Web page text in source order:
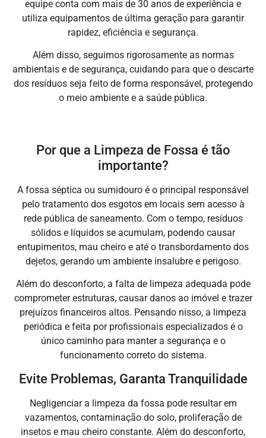
equipe conta com mais de 30 anos de experiência e
utiliza equipamentos de última geração para garantir
rapidez, eficiência e segurança.
Além disso, seguimos rigorosamente as normas
ambientais e de segurança, cuidando para que o descarte
dos resíduos seja feito de forma responsável, protegendo
o meio ambiente e a saúde pública.
Por que a Limpeza de Fossa é tão
importante?
A fossa séptica ou sumidouro é o principal responsável
pelo tratamento dos esgotos em locais sem acesso à
rede pública de saneamento. Com o tempo, resíduos
sólidos e líquidos se acumulam, podendo causar
entupimentos, mau cheiro e até o transbordamento dos
dejetos, gerando um ambiente insalubre e perigoso.
Além do desconforto, a falta de limpeza adequada pode
comprometer estruturas, causar danos ao imóvel e trazer
prejuízos financeiros altos. Pensando nisso, a limpeza
periódica e feita por profissionais especializados é o
único caminho para manter a segurança e o
funcionamento correto do sistema.
Evite Problemas, Garanta Tranquilidade
Negligenciar a limpeza da fossa pode resultar em
vazamentos, contaminação do solo, proliferação de
insetos e mau cheiro constante. Além do desconforto,